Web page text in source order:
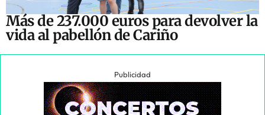
Más de 237.000 euros para devolver la
vida al pabellón de Cariño
Publicidad